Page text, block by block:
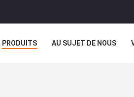
PRODUITS AU SUJET DE NOUS